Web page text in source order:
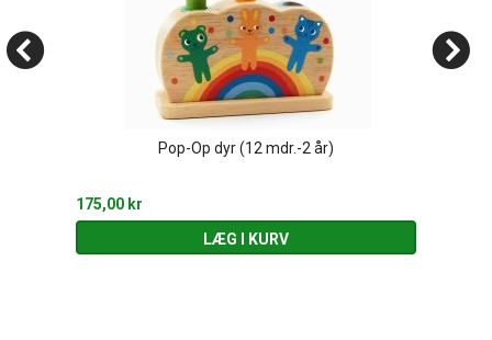
Pop-Op dyr (12 mdr.-2 år)
175,00 kr
LÆG I KURV